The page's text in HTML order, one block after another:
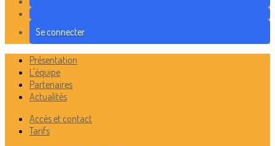
Se connecter
Présentation
L'équipe
Partenaires
Actualités
Accès et contact
Tarifs